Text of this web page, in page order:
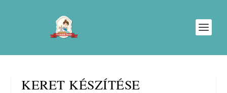
KERET KÉSZÍTÉSE